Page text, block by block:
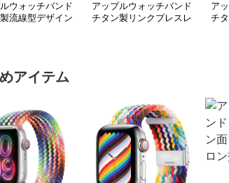
ウォッチバンド
流線型デザイン
アップルウォッチバンド
チタン製リンクブレスレ
ア
チ
アイテム